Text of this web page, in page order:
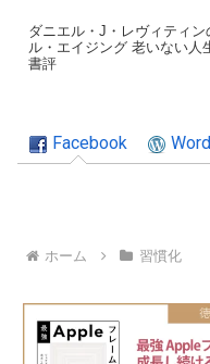
ダニエル・J・レヴィティン
ル・エイジング 老いない人
書評
Facebook
ホーム 習慣化